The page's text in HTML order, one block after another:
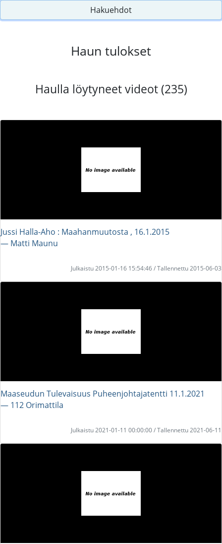
Hakuehdot
Haun tulokset
Haulla löytyneet videot (235)
Jussi Halla-Aho : Maahanmuutosta , 16.1.2015
― Matti Maunu
Julkaistu 2015-01-16 15:54:46 / Tallennettu 2015-06-03
Maaseudun Tulevaisuus Puheenjohtajatentti 11.1.2021
― 112 Orimattila
Julkaistu 2021-01-11 00:00:00 / Tallennettu 2021-06-11